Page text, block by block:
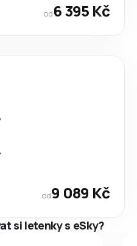
od6 395 Kč
od9 089 Kč
si letenky s eSky?